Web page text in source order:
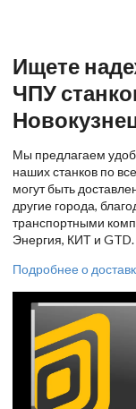
Ищете
ЧПУ
Мы предлагаем
наших станков по
могут быть
другие города,
транспортными
Энергия, КИТ и GTD.
Подробнее о